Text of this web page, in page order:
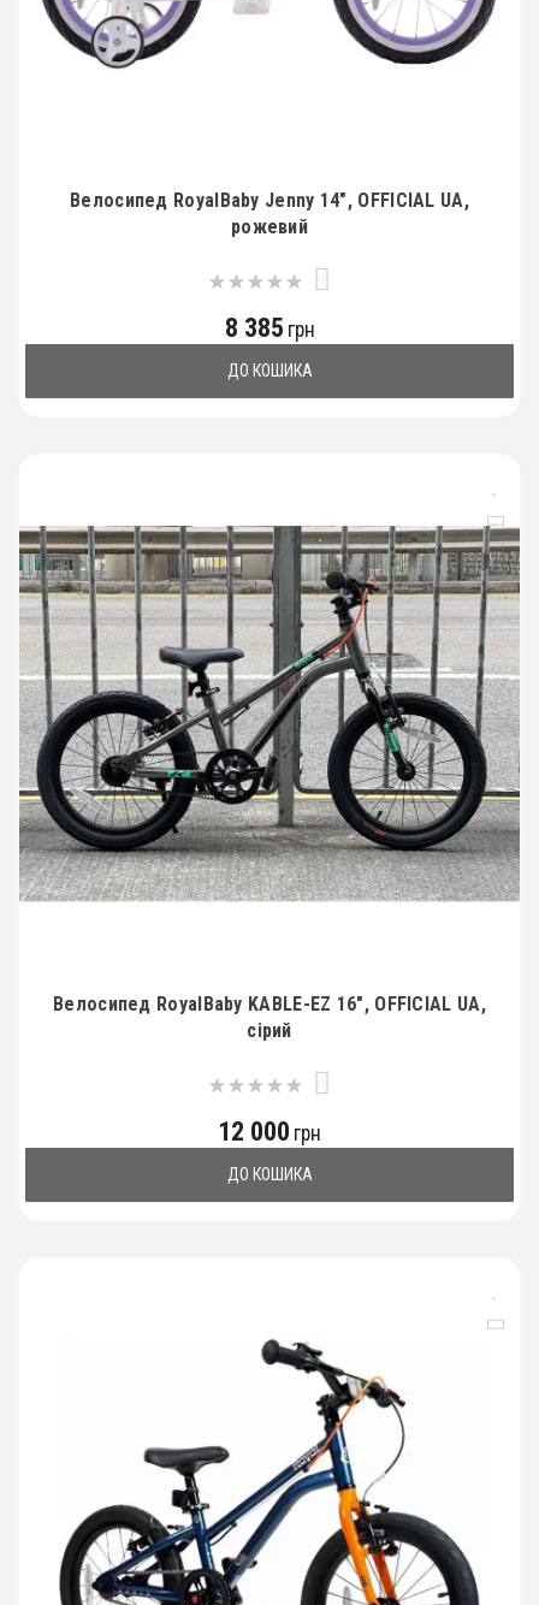
Велосипед RoyalBaby Jenny 14", OFFICIAL UA,
рожевий
8 385 грн
ДО КОШИКА
Велосипед RoyalBaby KABLE-EZ 16", OFFICIAL UA,
сірий
12 000 грн
ДО КОШИКА